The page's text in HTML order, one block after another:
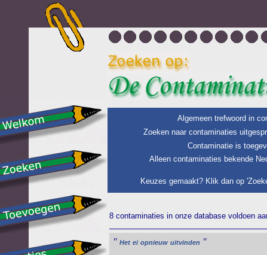
Algemeen trefwoord in
Zoeken naar contaminaties
Contaminatie is
Alleen contaminaties bekende
Keuzes gemaakt? Klik dan op
8 contaminaties in onze database voldoen
" Het ei opnieuw uitvinden "